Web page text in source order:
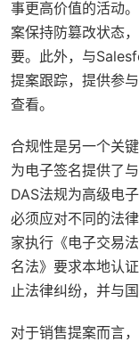
事更高价值的活动
案保持防篡改状态
要。此外，与
提案跟踪，提供参
查看。
合规性是另一个关
为电子签名提供了
DAS法规为高级电
必须应对不同的法
家执行《电子交易
名法》要求本地认
止法律纠纷，并与
对于销售提案而言